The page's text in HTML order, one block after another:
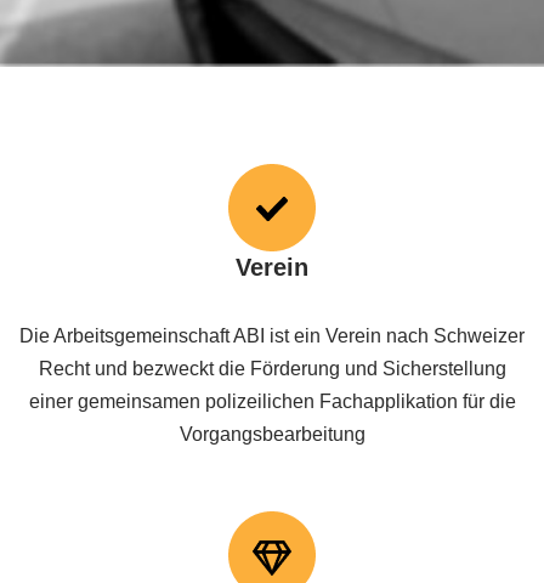
Verein
Die Arbeitsgemeinschaft ABI ist ein Verein nach Schweizer
Recht und bezweckt die Förderung und Sicherstellung
einer gemeinsamen polizeilichen Fachapplikation für die
Vorgangsbearbeitung